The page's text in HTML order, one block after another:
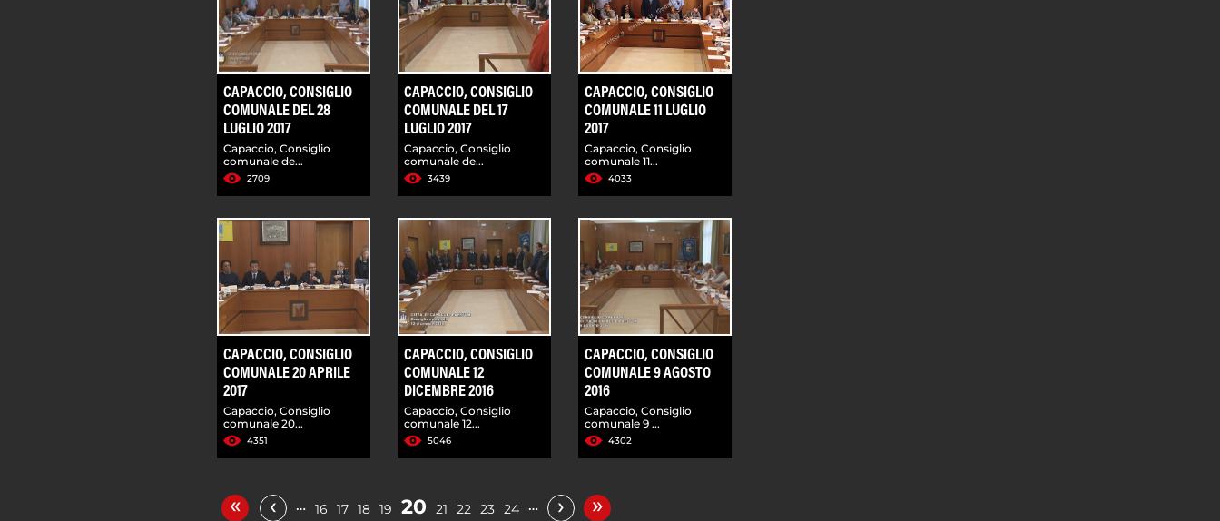
CAPACCIO, CONSIGLIO
COMUNALE DEL 28
LUGLIO 2017
Capaccio, Consiglio
comunale de...
2709
CAPACCIO, CONSIGLIO
COMUNALE DEL 17
LUGLIO 2017
Capaccio, Consiglio
comunale de...
3439
CAPACCIO, CONSIGLIO
COMUNALE 11 LUGLIO
2017
Capaccio, Consiglio
comunale 11...
4033
CAPACCIO, CONSIGLIO
COMUNALE 20 APRILE
2017
Capaccio, Consiglio
comunale 20...
4351
CAPACCIO, CONSIGLIO
COMUNALE 12
DICEMBRE 2016
Capaccio, Consiglio
comunale 12...
5046
CAPACCIO, CONSIGLIO
COMUNALE 9 AGOSTO
2016
Capaccio, Consiglio
comunale 9 ...
4302
« ‹ … 16 17 18 19 20 21 22 23 24 … › »